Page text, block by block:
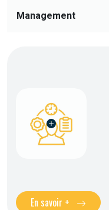
En savoir +